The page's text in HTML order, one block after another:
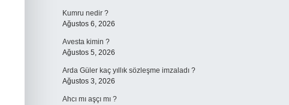
Kumru nedir ?
Ağustos 6, 2026
Avesta kimin ?
Ağustos 5, 2026
Arda Güler kaç yıllık sözleşme imzaladı ?
Ağustos 3, 2026
Ahcı mı aşçı mı ?